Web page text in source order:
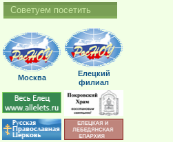
Советуем посетить
Москва
Елецкий
филиал